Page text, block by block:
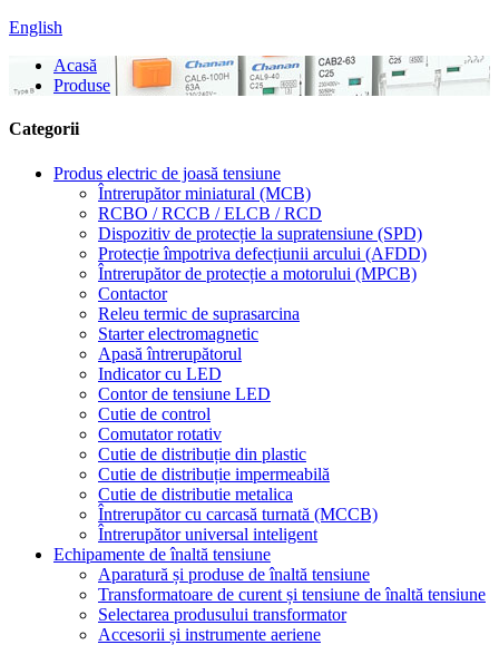
English
Acasă
Produse
Categorii
Produs electric de joasă tensiune
Întrerupător miniatural (MCB)
RCBO / RCCB / ELCB / RCD
Dispozitiv de protecție la supratensiune (SPD)
Protecție împotriva defecțiunii arcului (AFDD)
Întrerupător de protecție a motorului (MPCB)
Contactor
Releu termic de suprasarcina
Starter electromagnetic
Apasă întrerupătorul
Indicator cu LED
Contor de tensiune LED
Cutie de control
Comutator rotativ
Cutie de distribuție din plastic
Cutie de distribuție impermeabilă
Cutie de distributie metalica
Întrerupător cu carcasă turnată (MCCB)
Întrerupător universal inteligent
Echipamente de înaltă tensiune
Aparatură și produse de înaltă tensiune
Transformatoare de curent și tensiune de înaltă tensiune
Selectarea produsului transformator
Accesorii și instrumente aeriene